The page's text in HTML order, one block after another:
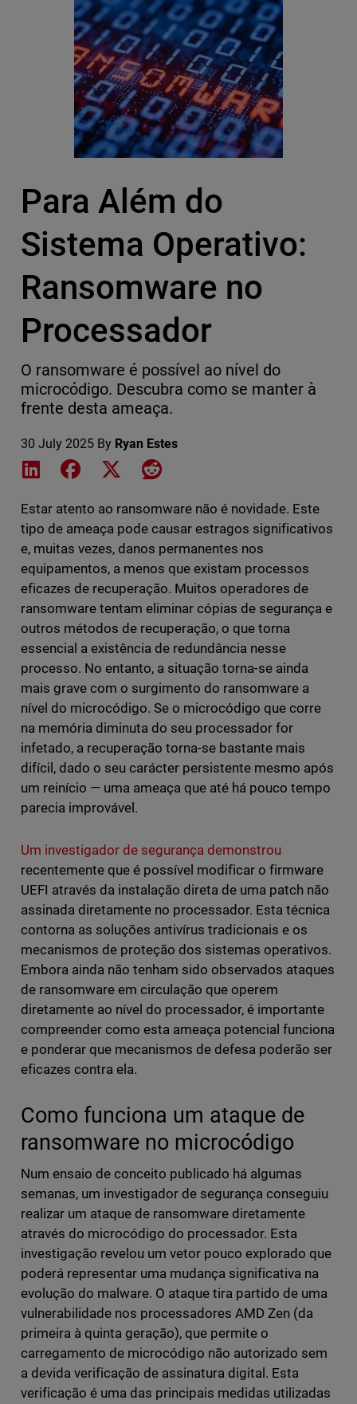
Para Além do
Sistema Operativo:
Ransomware no
Processador
O ransomware é possível ao nível do
microcódigo. Descubra como se manter à
frente desta ameaça.
30 July 2025 By Ryan Estes
Share on LinkedIn
Share on Facebook
Share on XShare on Reddit
Estar atento ao ransomware não é novidade. Este
tipo de ameaça pode causar estragos significativos
e, muitas vezes, danos permanentes nos
equipamentos, a menos que existam processos
eficazes de recuperação. Muitos operadores de
ransomware tentam eliminar cópias de segurança e
outros métodos de recuperação, o que torna
essencial a existência de redundância nesse
processo. No entanto, a situação torna-se ainda
mais grave com o surgimento do ransomware a
nível do microcódigo. Se o microcódigo que corre
na memória diminuta do seu processador for
infetado, a recuperação torna-se bastante mais
difícil, dado o seu carácter persistente mesmo após
um reinício — uma ameaça que até há pouco tempo
parecia improvável.
Um investigador de segurança demonstrou
recentemente que é possível modificar o firmware
UEFI através da instalação direta de uma patch não
assinada diretamente no processador. Esta técnica
contorna as soluções antivírus tradicionais e os
mecanismos de proteção dos sistemas operativos.
Embora ainda não tenham sido observados ataques
de ransomware em circulação que operem
diretamente ao nível do processador, é importante
compreender como esta ameaça potencial funciona
e ponderar que mecanismos de defesa poderão ser
eficazes contra ela.
Como funciona um ataque de
ransomware no microcódigo
Num ensaio de conceito publicado há algumas
semanas, um investigador de segurança conseguiu
realizar um ataque de ransomware diretamente
através do microcódigo do processador. Esta
investigação revelou um vetor pouco explorado que
poderá representar uma mudança significativa na
evolução do malware. O ataque tira partido de uma
vulnerabilidade nos processadores AMD Zen (da
primeira à quinta geração), que permite o
carregamento de microcódigo não autorizado sem
a devida verificação de assinatura digital. Esta
verificação é uma das principais medidas utilizadas